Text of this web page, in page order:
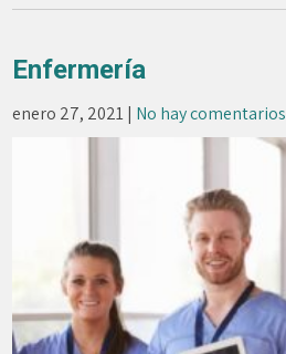
Enfermería
enero 27, 2021| No hay comentarios